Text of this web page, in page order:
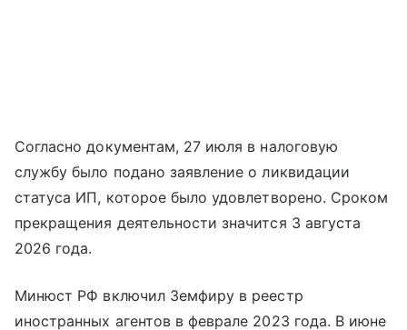
Согласно документам, 27 июля в налоговую
службу было подано заявление о ликвидации
статуса ИП, которое было удовлетворено. Сроком
прекращения деятельности значится 3 августа
2026 года.
Минюст РФ включил Земфиру в реестр
иностранных агентов в феврале 2023 года. В июне